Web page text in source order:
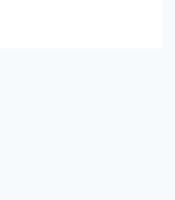
Telesforo